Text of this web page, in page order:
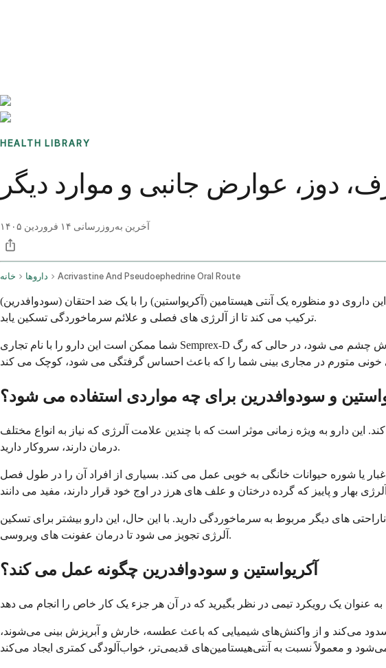
HEALTH LIBRARY
دوز، عوارض جانبی و موارد دیگر
آخرین به‌روزرسانی ۱۴ فروردین ۱۴۰۵
خانه داروها Acrivastine And Pseudoephedrine Oral Route
دو منظوره یک آنتی هیستامین (آکريواستين) را با یک ضد احتقان (سودوافدرین)
ترکیب می کند تا از آلرژی های فصلی و علائم سرماخوردگی تسکین یابد.
شما ممکن است این دارو را با نام تجاری Semprex-D بهتر بشناسید. این دارو برای کار بر روی دو جبهه طراحی شده است - مسدود کردن هیستامین که باعث آبریزش بینی و خارش چشم می شود، در حالی که رگ
و سودوافدرين برای چه مواردی استفاده می شود؟
این دارو به ویژه زمانی موثر است که با چندین علامت آلرژی که نیاز به انواع مختلف
درمان دارند، سروکار دارید.
یا شوره حیوانات خانگی به خوبی عمل می کند. بسیاری از افراد آن را در طول فصل
های دیگر مربوط به سرماخوردگی دارید. با این حال، این دارو بیشتر برای تسکین
آلرژی تجویز می شود تا درمان عفونت های ویروسی.
آکريواستين و سودوافدرين چگونه عمل می کند؟
مسدود می‌کند و از واکنش‌های شیمیایی که باعث عطسه، خارش و آبریزش بینی می‌شوند،